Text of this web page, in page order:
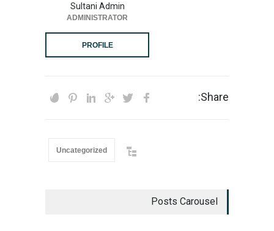
Sultani Admin
ADMINISTRATOR
PROFILE
Share:
Uncategorized
Posts Carousel